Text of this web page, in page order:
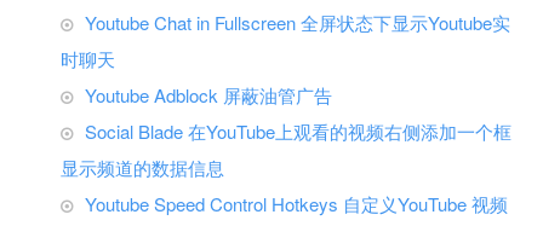
Youtube Chat in Fullscreen 全屏状态下显示Youtube实
时聊天
Youtube Adblock 屏蔽油管广告
Social Blade 在YouTube上观看的视频右侧添加一个框
显示频道的数据信息
Youtube Speed Control Hotkeys 自定义YouTube 视频